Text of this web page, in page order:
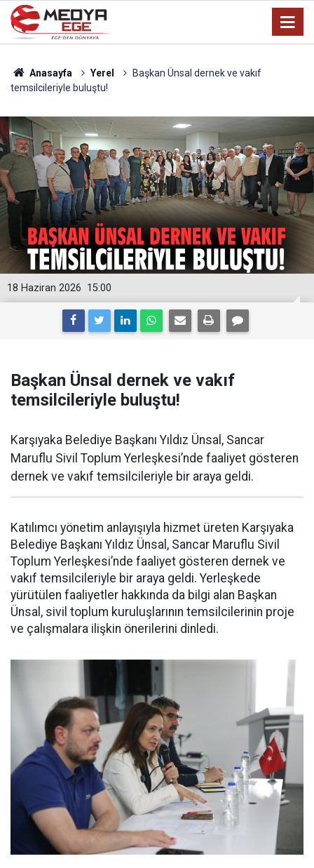
Anasayfa Yerel
Başkan Ünsal dernek ve vakıf
temsilcileriyle buluştu!
15:00
18 Haziran 2026
Başkan Ünsal dernek ve vakıf
temsilcileriyle buluştu!
Karşıyaka Belediye Başkanı Yıldız Ünsal, Sancar
Maruflu Sivil Toplum Yerleşkesi’nde faaliyet gösteren
dernek ve vakıf temsilcileriyle bir araya geldi.
Katılımcı yönetim anlayışıyla hizmet üreten Karşıyaka
Belediye Başkanı Yıldız Ünsal, Sancar Maruflu Sivil
Toplum Yerleşkesi’nde faaliyet gösteren dernek ve
vakıf temsilcileriyle bir araya geldi. Yerleşkede
yürütülen faaliyetler hakkında da bilgi alan Başkan
Ünsal, sivil toplum kuruluşlarının temsilcilerinin proje
ve çalışmalara ilişkin önerilerini dinledi.